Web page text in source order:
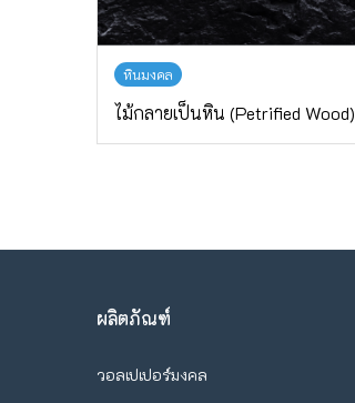
หินมงคล
ไม้กลายเป็นหิน (Petrified Wood)
ผลิตภัณฑ์
วอลเปเปอร์มงคล